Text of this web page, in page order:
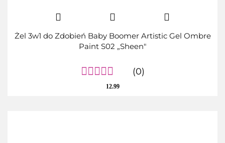
Żel 3w1 do Zdobień Baby Boomer Artistic Gel Ombre
Paint S02 „Sheen"
(0)
12.99